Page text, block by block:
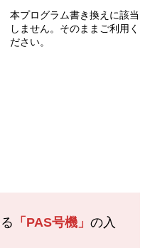
本プログラム書き換えに該当
しません。そのままご利用く
ださい。
「PAS号機」 の入